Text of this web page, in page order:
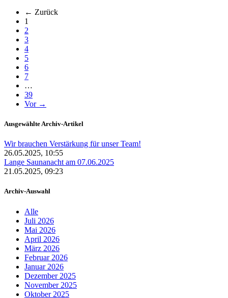
← Zurück
1
2
3
4
5
6
7
…
39
Vor →
Ausgewählte Archiv-Artikel
Wir brauchen Verstärkung für unser Team!
26.05.2025, 10:55
Lange Saunanacht am 07.06.2025
21.05.2025, 09:23
Archiv-Auswahl
Alle
Juli 2026
Mai 2026
April 2026
März 2026
Februar 2026
Januar 2026
Dezember 2025
November 2025
Oktober 2025